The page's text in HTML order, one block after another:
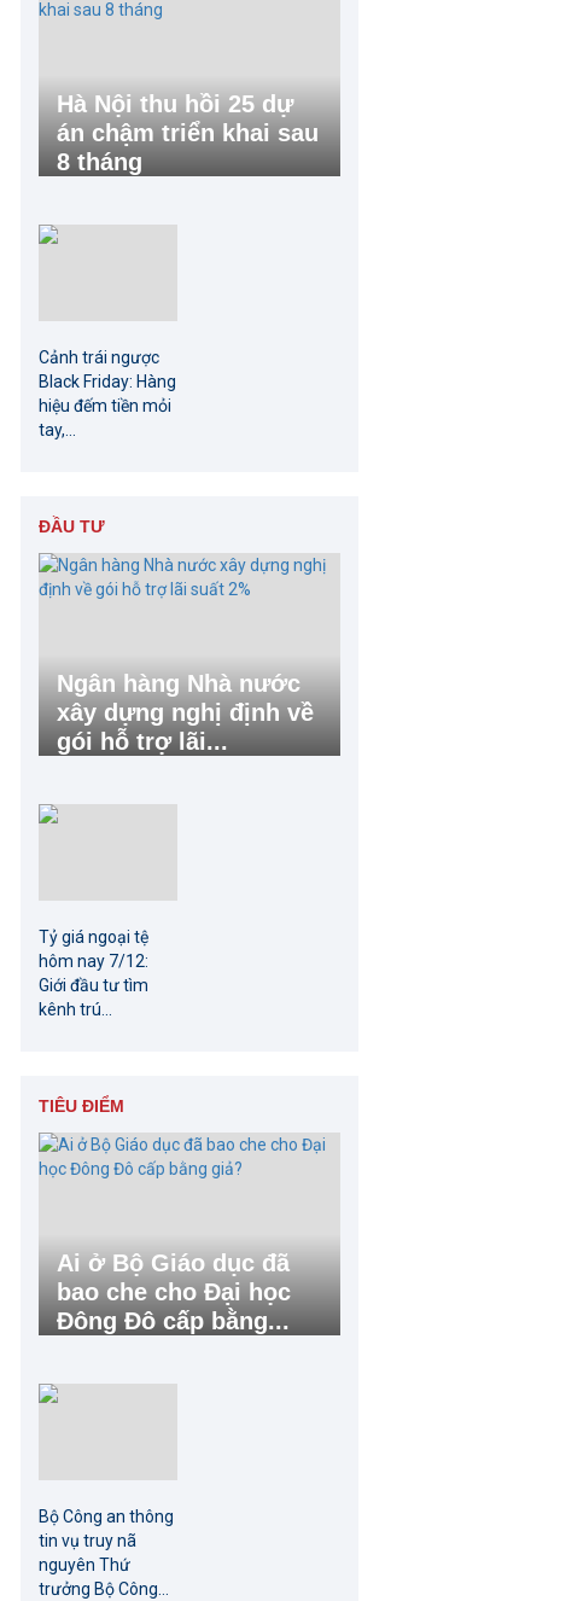
Hà Nội thu hồi 25 dự
án chậm triển khai sau
8 tháng
Cảnh trái ngược
Black Friday: Hàng
hiệu đếm tiền mỏi
tay,...
ĐẦU TƯ
Ngân hàng Nhà nước
xây dựng nghị định về
gói hỗ trợ lãi...
Tỷ giá ngoại tệ
hôm nay 7/12:
Giới đầu tư tìm
kênh trú...
TIÊU ĐIỂM
Ai ở Bộ Giáo dục đã
bao che cho Đại học
Đông Đô cấp bằng...
Bộ Công an thông
tin vụ truy nã
nguyên Thứ
trưởng Bộ Công...